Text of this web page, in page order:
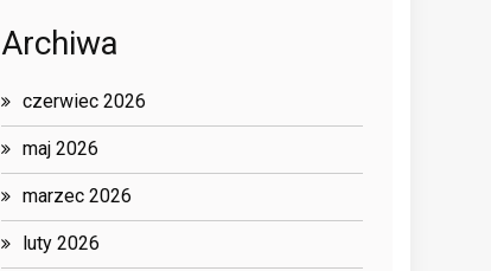
Archiwa
czerwiec 2026
maj 2026
marzec 2026
luty 2026